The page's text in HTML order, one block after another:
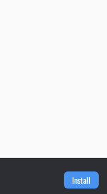
Install